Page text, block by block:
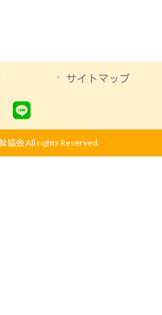
サイトマップ
協会 All rights Reserved.